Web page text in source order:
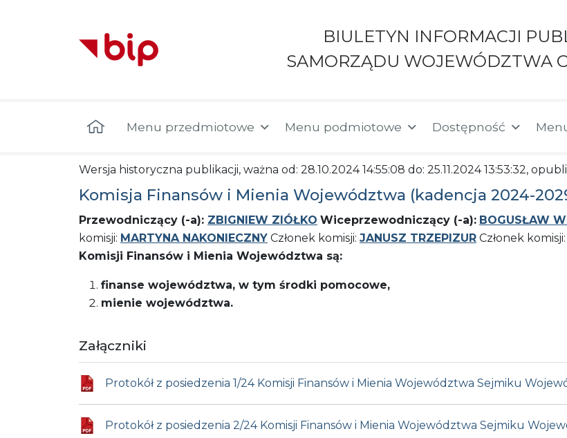
BIULETYN INFORMACJI
SAMORZĄDU WOJEWÓDZTWA
Menu przedmiotowe Menu podmiotowe Dostępność
Wersja historyczna publikacji, ważna od: 28.10.2024 14:55:08 do: 25.11.2024 13:53:32,
Komisja Finansów i Mienia Województwa (kadencja 2024-
Przewodniczący (-a): ZBIGNIEW ZIÓŁKO Wiceprzewodniczący (-a): BOGUSŁAW
komisji: MARTYNA NAKONIECZNY Członek komisji: JANUSZ TRZEPIZUR Członek komisji:
Komisji Finansów i Mienia Województwa są:
finanse województwa, w tym środki pomocowe,
mienie województwa.
Załączniki
Protokół z posiedzenia 1/24 Komisji Finansów i Mienia Województwa Sejmiku
Protokół z posiedzenia 2/24 Komisji Finansów i Mienia Województwa Sejmiku